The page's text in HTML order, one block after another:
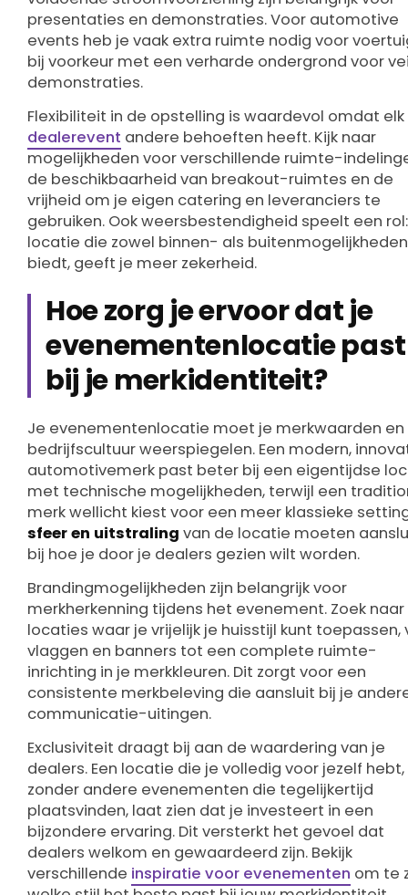
presentaties en demonstraties. Voor automotive
events heb je vaak extra ruimte nodig voor
bij voorkeur met een verharde ondergrond voor
demonstraties.
Flexibiliteit in de opstelling is waardevol omdat elk
dealerevent andere behoeften heeft. Kijk naar
mogelijkheden voor verschillende ruimte-
de beschikbaarheid van breakout-ruimtes en de
vrijheid om je eigen catering en leveranciers te
gebruiken. Ook weersbestendigheid speelt een
locatie die zowel binnen- als buitenmogelijkheden
biedt, geeft je meer zekerheid.
Hoe zorg je ervoor dat je
evenementenlocatie past
bij je merkidentiteit?
Je evenementenlocatie moet je merkwaarden en
bedrijfscultuur weerspiegelen. Een modern,
automotivemerk past beter bij een eigentijdse
met technische mogelijkheden, terwijl een
merk wellicht kiest voor een meer klassieke
sfeer en uitstraling van de locatie moeten
bij hoe je door je dealers gezien wilt worden.
Brandingmogelijkheden zijn belangrijk voor
merkherkenning tijdens het evenement. Zoek naar
locaties waar je vrijelijk je huisstijl kunt toepassen,
vlaggen en banners tot een complete ruimte-
inrichting in je merkkleuren. Dit zorgt voor een
consistente merkbeleving die aansluit bij je
communicatie-uitingen.
Exclusiviteit draagt bij aan de waardering van je
dealers. Een locatie die je volledig voor jezelf hebt,
zonder andere evenementen die tegelijkertijd
plaatsvinden, laat zien dat je investeert in een
bijzondere ervaring. Dit versterkt het gevoel dat
dealers welkom en gewaardeerd zijn. Bekijk
verschillende inspiratie voor evenementen om te